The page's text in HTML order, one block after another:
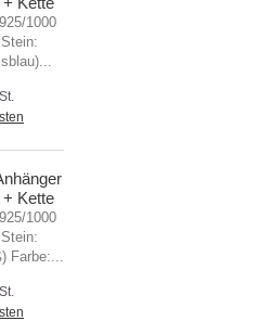
1000
Kette
1000
Farbe:...